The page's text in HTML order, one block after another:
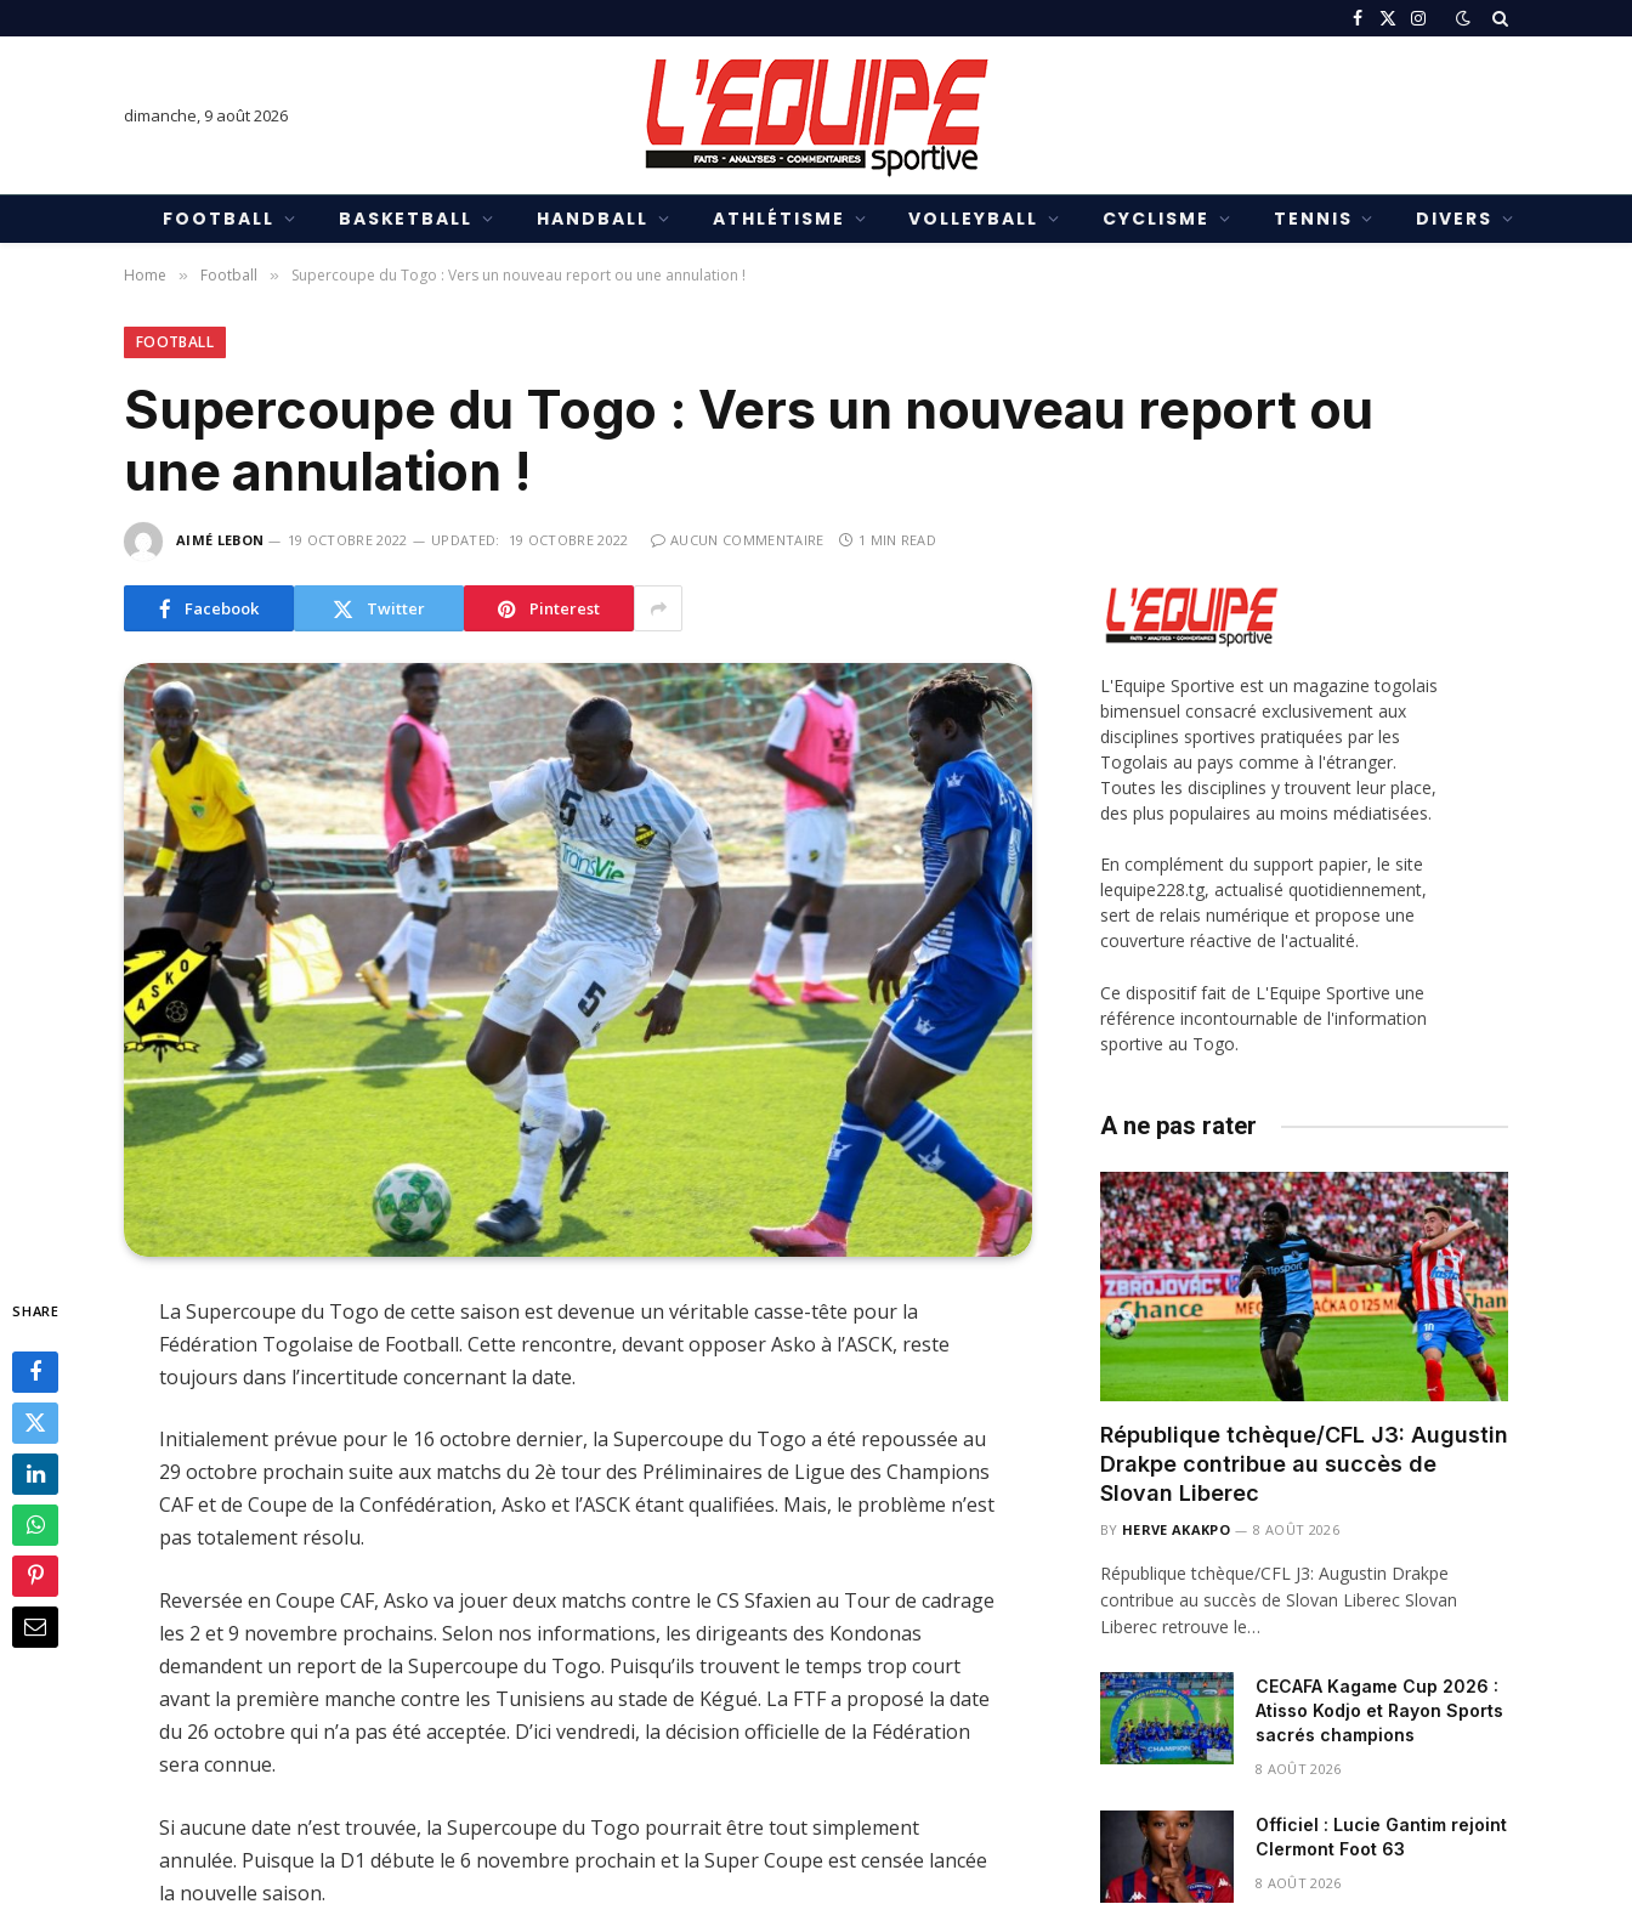
Facebook
X
Instagram
dimanche, 9 août 2026
FOOTBALL BASKETBALL HANDBALL ATHLÉTISME VOLLEYBALL CYCLISME TENNIS DIVERS
Home » Football » Supercoupe du Togo : Vers un nouveau report ou une annulation !
FOOTBALL
Supercoupe du Togo : Vers un nouveau report ou
une annulation !
AIMÉ LEBON 19 OCTOBRE 2022 UPDATED: 19 OCTOBRE 2022 AUCUN COMMENTAIRE 1 MIN READ
Facebook Twitter Pinterest
SHARE
La Supercoupe du Togo de cette saison est devenue un véritable casse-tête pour la
Fédération Togolaise de Football. Cette rencontre, devant opposer Asko à l’ASCK, reste
toujours dans l’incertitude concernant la date.
Initialement prévue pour le 16 octobre dernier, la Supercoupe du Togo a été repoussée au
29 octobre prochain suite aux matchs du 2è tour des Préliminaires de Ligue des Champions
CAF et de Coupe de la Confédération, Asko et l’ASCK étant qualifiées. Mais, le problème n’est
pas totalement résolu.
Reversée en Coupe CAF, Asko va jouer deux matchs contre le CS Sfaxien au Tour de cadrage
les 2 et 9 novembre prochains. Selon nos informations, les dirigeants des Kondonas
demandent un report de la Supercoupe du Togo. Puisqu’ils trouvent le temps trop court
avant la première manche contre les Tunisiens au stade de Kégué. La FTF a proposé la date
du 26 octobre qui n’a pas été acceptée. D’ici vendredi, la décision officielle de la Fédération
sera connue.
Si aucune date n’est trouvée, la Supercoupe du Togo pourrait être tout simplement
annulée. Puisque la D1 débute le 6 novembre prochain et la Super Coupe est censée lancée
la nouvelle saison.
L'Equipe Sportive est un magazine togolais
bimensuel consacré exclusivement aux
disciplines sportives pratiquées par les
Togolais au pays comme à l'étranger.
Toutes les disciplines y trouvent leur place,
des plus populaires au moins médiatisées.
En complément du support papier, le site
lequipe228.tg, actualisé quotidiennement,
sert de relais numérique et propose une
couverture réactive de l'actualité.
Ce dispositif fait de L'Equipe Sportive une
référence incontournable de l'information
sportive au Togo.
A ne pas rater
République tchèque/CFL J3: Augustin
Drakpe contribue au succès de
Slovan Liberec
BY HERVE AKAKPO 8 AOÛT 2026
République tchèque/CFL J3: Augustin Drakpe
contribue au succès de Slovan Liberec Slovan
Liberec retrouve le…
CECAFA Kagame Cup 2026 :
Atisso Kodjo et Rayon Sports
sacrés champions
8 AOÛT 2026
Officiel : Lucie Gantim rejoint
Clermont Foot 63
8 AOÛT 2026